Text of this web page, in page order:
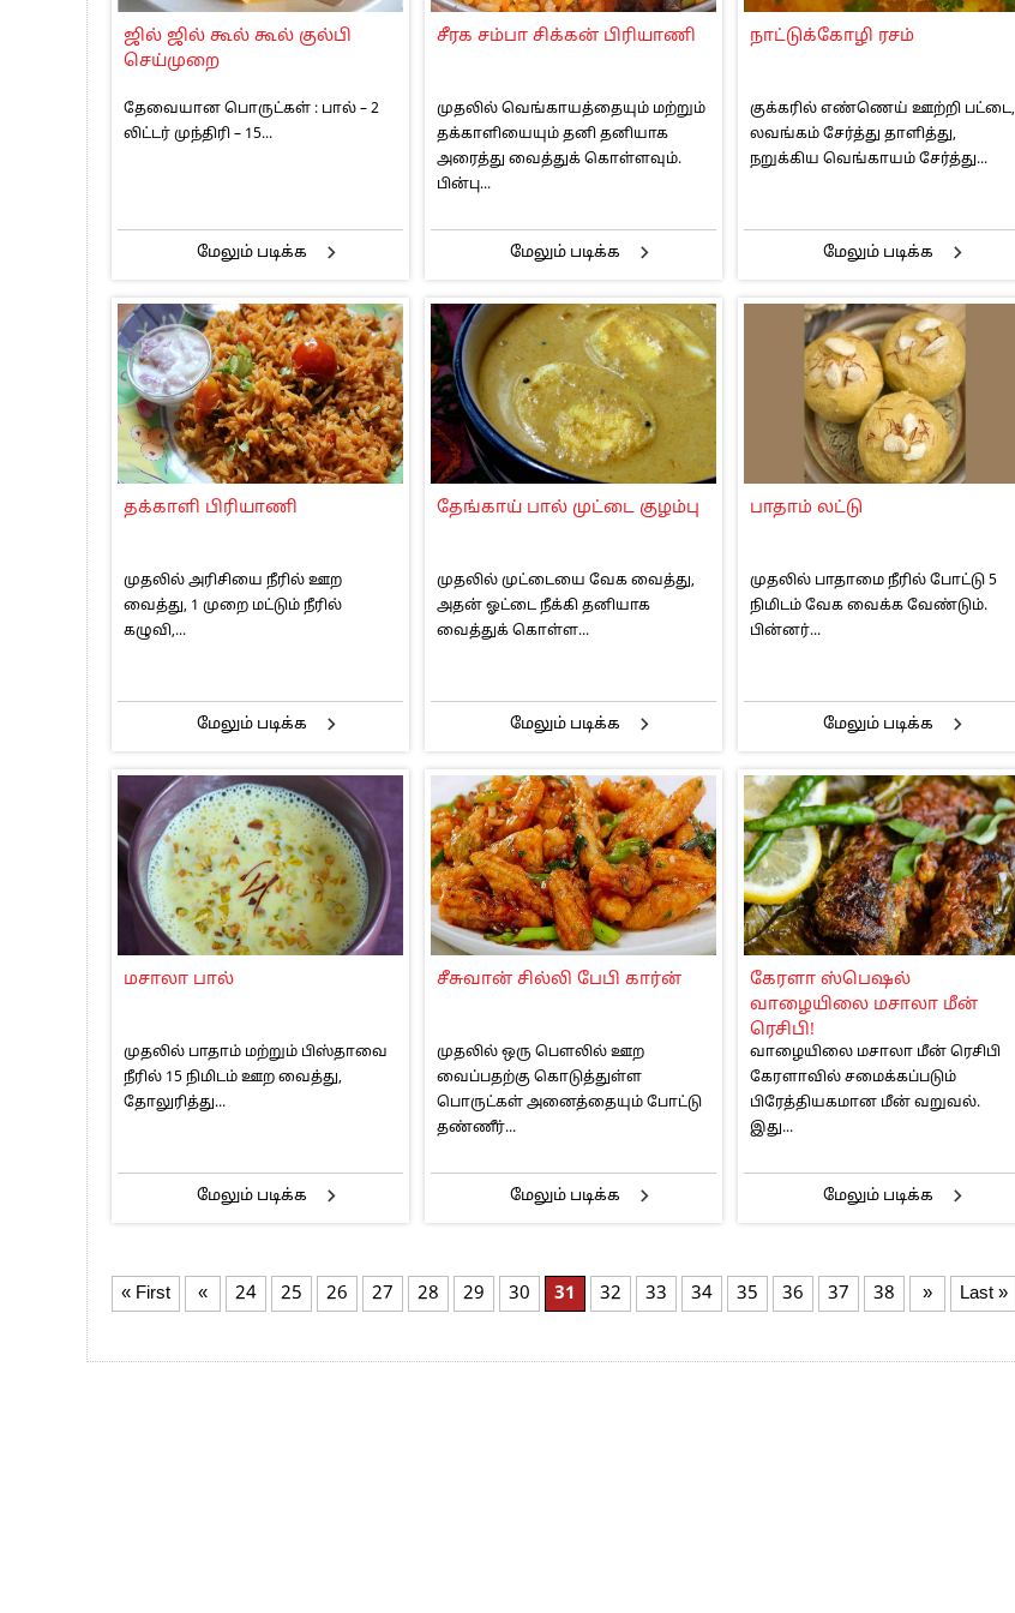
பாகிஸ்தானின் அணு ஆயுத மிரட்டலுக்கு அஞ்சமாட்டோம் – இந்தியா
மத்திய ஆசிரியர் தகுதித் தேர்வு: பட்டதாரிகள் அக்.16 வரை விண்ணப்பிக்கலாம்
ஜில் ஜில் கூல் கூல் குல்பி
செய்முறை
தேவையான பொருட்கள் : பால் – 2
லிட்டர் முந்திரி – 15...
மேலும் படிக்க
சீரக சம்பா சிக்கன் பிரியாணி
முதலில் வெங்காயத்தையும் மற்றும்
தக்காளியையும் தனி தனியாக
அரைத்து வைத்துக் கொள்ளவும்.
பின்பு...
மேலும் படிக்க
நாட்டுக்கோழி ரசம்
குக்கரில் எண்ணெய் ஊற்றி பட்டை,
லவங்கம் சேர்த்து தாளித்து,
நறுக்கிய வெங்காயம் சேர்த்து...
மேலும் படிக்க
தக்காளி பிரியாணி
முதலில் அரிசியை நீரில் ஊற
வைத்து, 1 முறை மட்டும் நீரில்
கழுவி,...
மேலும் படிக்க
தேங்காய் பால் முட்டை குழம்பு
முதலில் முட்டையை வேக வைத்து,
அதன் ஓட்டை நீக்கி தனியாக
வைத்துக் கொள்ள...
மேலும் படிக்க
பாதாம் லட்டு
முதலில் பாதாமை நீரில் போட்டு 5
நிமிடம் வேக வைக்க வேண்டும்.
பின்னர்...
மேலும் படிக்க
மசாலா பால்
முதலில் பாதாம் மற்றும் பிஸ்தாவை
நீரில் 15 நிமிடம் ஊற வைத்து,
தோலுரித்து...
மேலும் படிக்க
சீசுவான் சில்லி பேபி கார்ன்
முதலில் ஒரு பௌலில் ஊற
வைப்பதற்கு கொடுத்துள்ள
பொருட்கள் அனைத்தையும் போட்டு
தண்ணீர்...
மேலும் படிக்க
கேரளா ஸ்பெஷல்
வாழையிலை மசாலா மீன்
ரெசிபி!
வாழையிலை மசாலா மீன் ரெசிபி
கேரளாவில் சமைக்கப்படும்
பிரேத்தியகமான மீன் வறுவல்.
இது...
மேலும் படிக்க
« First « 24 25 26 27 28 29 30 31 32 33 34 35 36 37 38 » Last »